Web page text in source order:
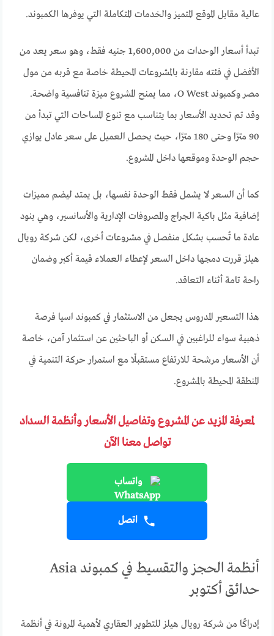
عالية مقابل الموقع المتميز والخدمات المتكاملة التي يوفرها الكمبوند.
تبدأ أسعار الوحدات من 1,600,000 جنيه فقط، وهو سعر يعد من
الأفضل في فئته مقارنة بالمشروعات المحيطة خاصة مع قربه من مول
مصر وكمبوند O West، مما يمنح المشروع ميزة تنافسية واضحة.
وقد تم تحديد الأسعار بما يتناسب مع تنوع المساحات التي تبدأ من
90 مترًا وحتى 180 مترًا، حيث يحصل العميل على سعر عادل يوازي
حجم الوحدة وموقعها داخل المشروع.
كما أن السعر لا يشمل فقط الوحدة نفسها، بل يمتد ليضم مميزات
إضافية مثل باكية الجراج والمصروفات الإدارية والأسانسير، وهي بنود
عادة ما تُحسب بشكل منفصل في مشروعات أخرى، لكن شركة رويال
هيلز قررت دمجها داخل السعر لإعطاء العملاء قيمة أكبر وضمان
راحة تامة أثناء التعاقد.
هذا التسعير المدروس يجعل من الاستثمار في كمبوند اسيا فرصة
ذهبية سواء للراغبين في السكن أو الباحثين عن استثمار آمن، خاصة
أن الأسعار مرشحة للارتفاع مستقبلًا مع استمرار حركة التنمية في
المنطقة المحيطة بالمشروع.
لمعرفة المزيد عن المشروع وتفاصيل الأسعار وأنظمة السداد
تواصل معنا الآن
واتساب
اتصل
أنظمة الحجز والتقسيط في كمبوند Asia
حدائق أكتوبر
إدراكًا من شركة رويال هيلز للتطوير العقاري لأهمية المرونة في أنظمة